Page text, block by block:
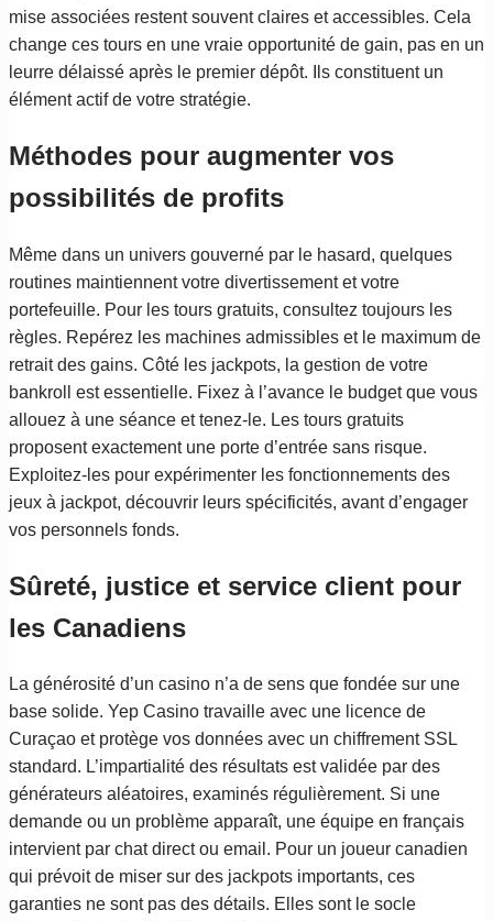
mise associées restent souvent claires et accessibles. Cela
change ces tours en une vraie opportunité de gain, pas en un
leurre délaissé après le premier dépôt. Ils constituent un
élément actif de votre stratégie.
Méthodes pour augmenter vos
possibilités de profits
Même dans un univers gouverné par le hasard, quelques
routines maintiennent votre divertissement et votre
portefeuille. Pour les tours gratuits, consultez toujours les
règles. Repérez les machines admissibles et le maximum de
retrait des gains. Côté les jackpots, la gestion de votre
bankroll est essentielle. Fixez à l’avance le budget que vous
allouez à une séance et tenez-le. Les tours gratuits
proposent exactement une porte d’entrée sans risque.
Exploitez-les pour expérimenter les fonctionnements des
jeux à jackpot, découvrir leurs spécificités, avant d’engager
vos personnels fonds.
Sûreté, justice et service client pour
les Canadiens
La générosité d’un casino n’a de sens que fondée sur une
base solide. Yep Casino travaille avec une licence de
Curaçao et protège vos données avec un chiffrement SSL
standard. L’impartialité des résultats est validée par des
générateurs aléatoires, examinés régulièrement. Si une
demande ou un problème apparaît, une équipe en français
intervient par chat direct ou email. Pour un joueur canadien
qui prévoit de miser sur des jackpots importants, ces
garanties ne sont pas des détails. Elles sont le socle